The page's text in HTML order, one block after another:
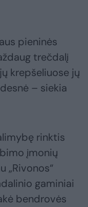
pieninės
trečdalį
krepšeliuose jų
– siekia
rinktis
įmonių
„Rivonos“
gaminiai
bendrovės